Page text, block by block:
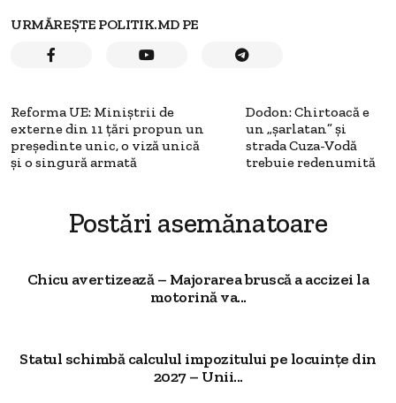
URMĂREȘTE POLITIK.MD PE
Reforma UE: Miniştrii de
externe din 11 ţări propun un
preşedinte unic, o viză unică
şi o singură armată
Dodon: Chirtoacă e
un „șarlatan” și
strada Cuza-Vodă
trebuie redenumită
Postări asemănatoare
Chicu avertizează – Majorarea bruscă a accizei la
motorină va...
Statul schimbă calculul impozitului pe locuințe din
2027 – Unii...